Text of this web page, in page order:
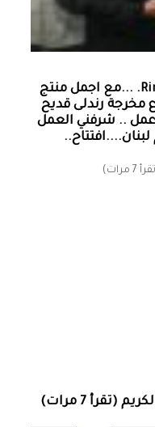
مؤمنة الشامي‏ مع ‏‎Rindala Kodeih‎‏. ...مع اجمل منتج
مخرجة رندلى قديح
عمل .. شرفني العمل
7 مرات)